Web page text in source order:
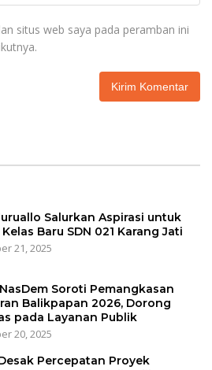
situs web saya pada peramban ini
Salurkan Aspirasi untuk
Baru SDN 021 Karang Jati
21, 2025
Soroti Pemangkasan
Balikpapan 2026, Dorong
pada Layanan Publik
20, 2025
Percepatan Proyek